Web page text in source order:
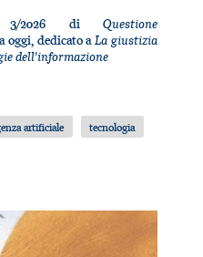
3/2026 di Questione
oggi, dedicato aLa giustizia
dell'informazione
artificiale tecnologia